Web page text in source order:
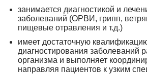
занимается диагностикой и
заболеваний (ОРВИ, грипп,
пищевые отравления и т.д.)
имеет достаточную
диагностирования заболеваний
организма и выполняет
направляя пациентов к узким